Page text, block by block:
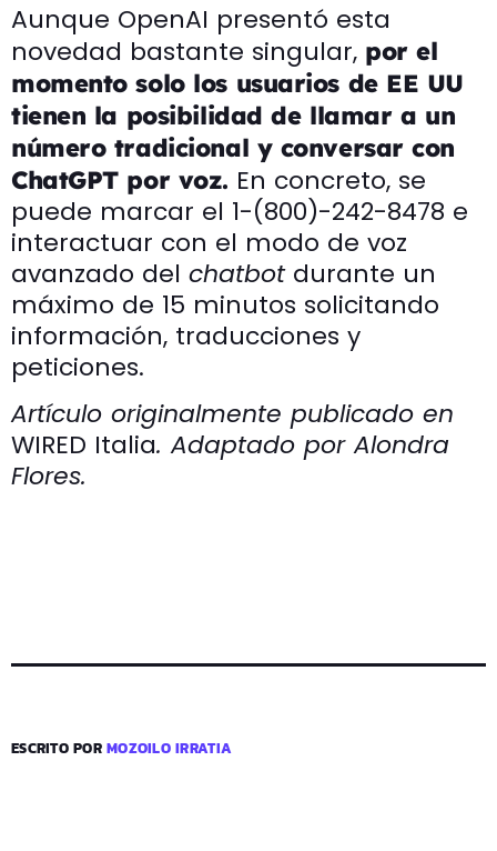
Aunque OpenAI presentó esta
novedad bastante singular, por el
momento solo los usuarios de EE UU
tienen la posibilidad de llamar a un
número tradicional y conversar con
ChatGPT por voz. En concreto, se
puede marcar el 1-(800)-242-8478 e
interactuar con el modo de voz
avanzado del chatbotdurante un
máximo de 15 minutos solicitando
información, traducciones y
peticiones.
Artículo originalmente publicado en
WIRED Italia. Adaptado por Alondra
Flores.
ESCRITO PORMOZOILO IRRATIA